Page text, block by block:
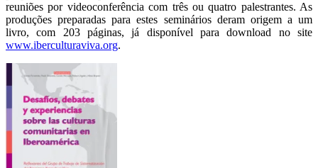
reuniões por videoconferência com três ou quatro palestrantes. As
produções preparadas para estes seminários deram origem a um
livro, com 203 páginas, já disponível para download no site
www.iberculturaviva.org.